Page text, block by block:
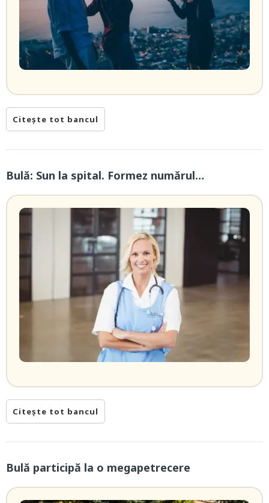
Citește tot bancul
Bulă: Sun la spital. Formez numărul…
Citește tot bancul
Bulă participă la o megapetrecere